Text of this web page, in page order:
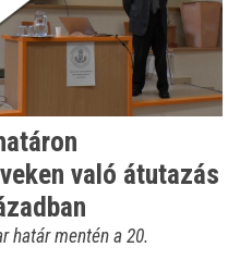
való átutazás
határ mentén a 20.